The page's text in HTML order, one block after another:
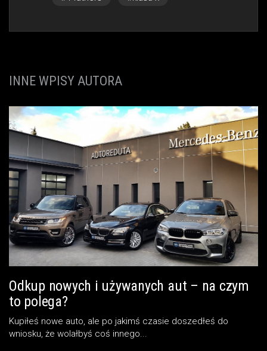
INNE WPISY AUTORA
Odkup nowych i używanych aut – na czym
to polega?
Kupiłeś nowe auto, ale po jakimś czasie doszedłeś do
wniosku, że wolałbyś coś innego...